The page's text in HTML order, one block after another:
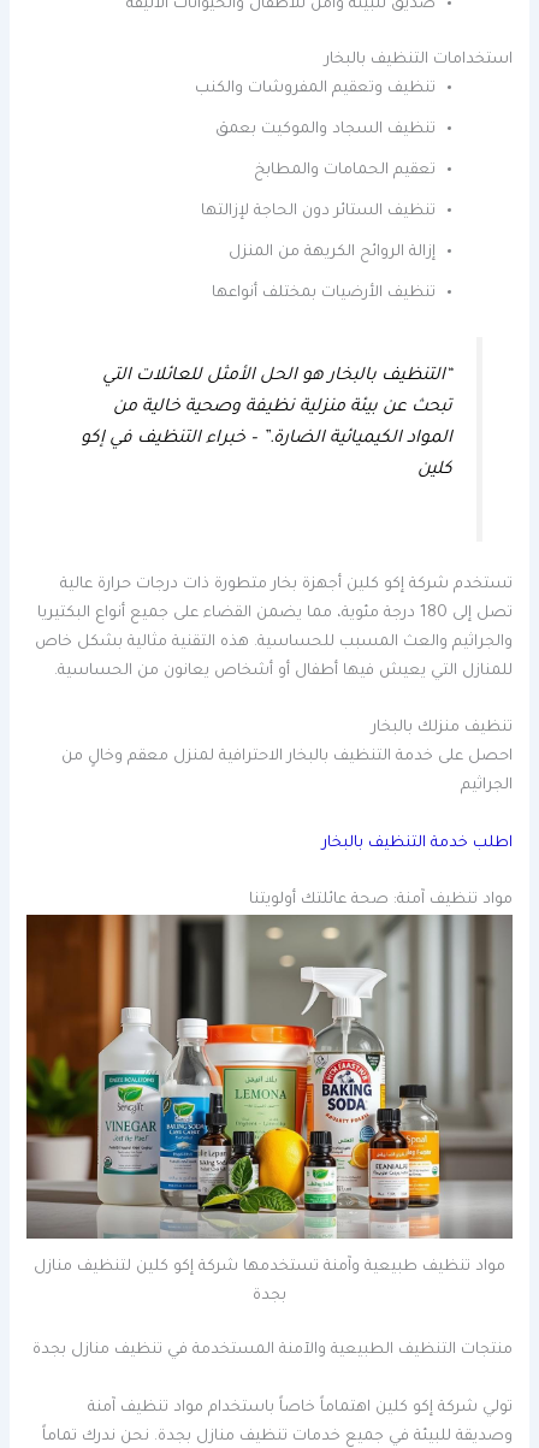
صديق للبيئة وآمن للأطفال والحيوانات الأليفة
استخدامات التنظيف بالبخار
تنظيف وتعقيم المفروشات والكنب
تنظيف السجاد والموكيت بعمق
تعقيم الحمامات والمطابخ
تنظيف الستائر دون الحاجة لإزالتها
إزالة الروائح الكريهة من المنزل
تنظيف الأرضيات بمختلف أنواعها
“التنظيف بالبخار هو الحل الأمثل للعائلات التي
تبحث عن بيئة منزلية نظيفة وصحية خالية من
المواد الكيميائية الضارة.” – خبراء التنظيف في إكو
كلين
تستخدم شركة إكو كلين أجهزة بخار متطورة ذات درجات حرارة عالية
تصل إلى 180 درجة مئوية، مما يضمن القضاء على جميع أنواع البكتيريا
والجراثيم والعث المسبب للحساسية. هذه التقنية مثالية بشكل خاص
للمنازل التي يعيش فيها أطفال أو أشخاص يعانون من الحساسية.
تنظيف منزلك بالبخار
احصل على خدمة التنظيف بالبخار الاحترافية لمنزل معقم وخالٍ من
الجراثيم
اطلب خدمة التنظيف بالبخار
مواد تنظيف آمنة: صحة عائلتك أولويتنا
مواد تنظيف طبيعية وآمنة تستخدمها شركة إكو كلين لتنظيف منازل
بجدة
منتجات التنظيف الطبيعية والآمنة المستخدمة في تنظيف منازل بجدة
تولي شركة إكو كلين اهتماماً خاصاً باستخدام مواد تنظيف آمنة
وصديقة للبيئة في جميع خدمات تنظيف منازل بجدة. نحن ندرك تماماً